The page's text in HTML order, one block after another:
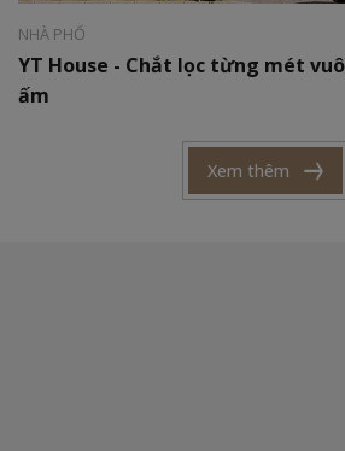
NHÀ PHỐ
YT House - Chắt lọc từng mét
ấm
Xem thêm